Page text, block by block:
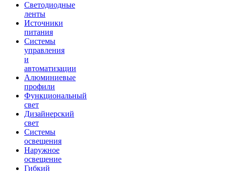
Светодиодные
ленты
Источники
питания
Системы
управления
и
автоматизации
Алюминиевые
профили
Функциональный
свет
Дизайнерский
свет
Системы
освещения
Наружное
освещение
Гибкий